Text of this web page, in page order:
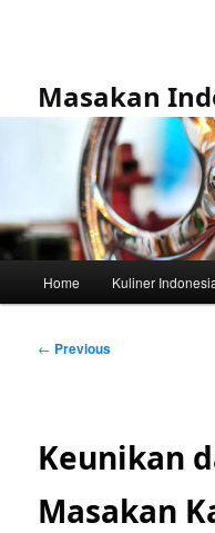
Masakan
Home Kuliner
Post
← Previous
Keunikan
Masakan